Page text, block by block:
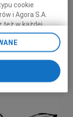
Urzędu Gminy Dobra
cookie
i Agora S.A.
też w każdej
cookie,
Twoimi
poprzez
serwisu i
także za